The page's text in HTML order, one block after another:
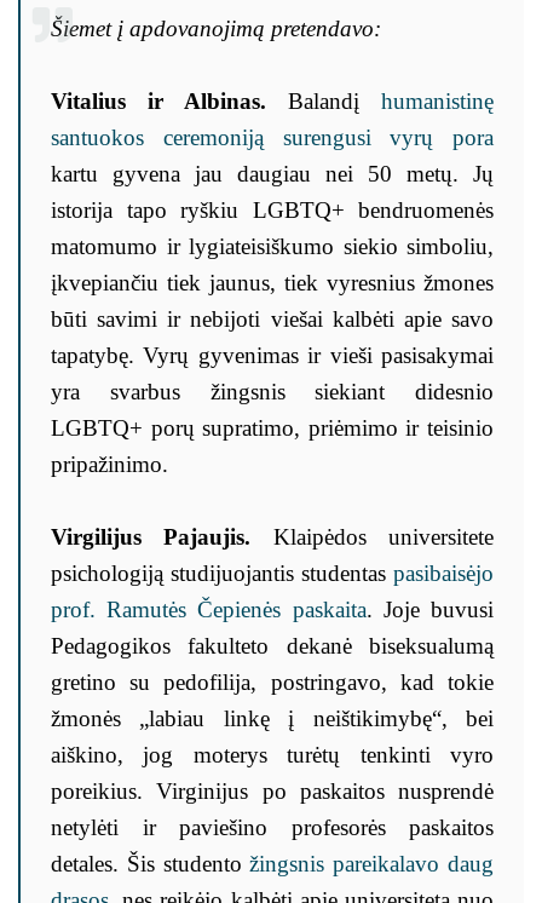
Šiemet į apdovanojimą pretendavo:
Vitalius ir Albinas. Balandį humanistinę
santuokos ceremoniją surengusi vyrų pora
kartu gyvena jau daugiau nei 50 metų. Jų
istorija tapo ryškiu LGBTQ+ bendruomenės
matomumo ir lygiateisiškumo siekio simboliu,
įkvepiančiu tiek jaunus, tiek vyresnius žmones
būti savimi ir nebijoti viešai kalbėti apie savo
tapatybę. Vyrų gyvenimas ir vieši pasisakymai
yra svarbus žingsnis siekiant didesnio
LGBTQ+ porų supratimo, priėmimo ir teisinio
pripažinimo.
Virgilijus Pajaujis. Klaipėdos universitete
psichologiją studijuojantis studentas pasibaisėjo
prof. Ramutės Čepienės paskaita. Joje buvusi
Pedagogikos fakulteto dekanė biseksualumą
gretino su pedofilija, postringavo, kad tokie
žmonės „labiau linkę į neištikimybę“, bei
aiškino, jog moterys turėtų tenkinti vyro
poreikius. Virginijus po paskaitos nusprendė
netylėti ir paviešino profesorės paskaitos
detales. Šis studentožingsnis pareikalavo daug